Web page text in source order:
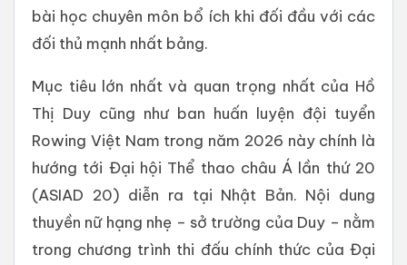
bài học chuyên môn bổ ích khi đối đầu với các
đối thủ mạnh nhất bảng.
Mục tiêu lớn nhất và quan trọng nhất của Hồ
Thị Duy cũng như ban huấn luyện đội tuyển
Rowing Việt Nam trong năm 2026 này chính là
hướng tới Đại hội Thể thao châu Á lần thứ 20
(ASIAD 20) diễn ra tại Nhật Bản. Nội dung
thuyền nữ hạng nhẹ – sở trường của Duy – nằm
trong chương trình thi đấu chính thức của Đại